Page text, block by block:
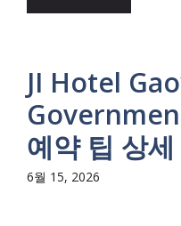
JI Hotel
예약 팁 상세
6월 15, 2026